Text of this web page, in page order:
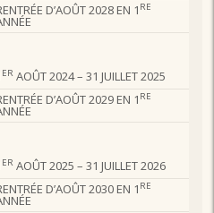
D’AOÛT 2028 EN 1 RE
ER AOÛT 2024 – 31 JUILLET 2025
D’AOÛT 2029 EN 1 RE
ER AOÛT 2025 – 31 JUILLET 2026
D’AOÛT 2030 EN 1 RE